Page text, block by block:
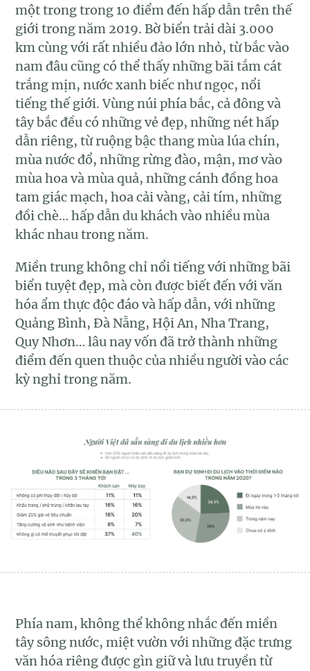
một trong trong 10 điểm đến hấp dẫn trên thế
giới trong năm 2019. Bờ biển trải dài 3.000
km cùng với rất nhiều đảo lớn nhỏ, từ bắc vào
nam đâu cũng có thể thấy những bãi tắm cát
trắng mịn, nước xanh biếc như ngọc, nổi
tiếng thế giới. Vùng núi phía bắc, cả đông và
tây bắc đều có những vẻ đẹp, những nét hấp
dẫn riêng, từ ruộng bậc thang mùa lúa chín,
mùa nước đổ, những rừng đào, mận, mơ vào
mùa hoa và mùa quả, những cánh đồng hoa
tam giác mạch, hoa cải vàng, cải tím, những
đồi chè… hấp dẫn du khách vào nhiều mùa
khác nhau trong năm.
Miền trung không chỉ nổi tiếng với những bãi
biển tuyệt đẹp, mà còn được biết đến với văn
hóa ẩm thực độc đáo và hấp dẫn, với những
Quảng Bình, Đà Nẵng, Hội An, Nha Trang,
Quy Nhơn… lâu nay vốn đã trở thành những
điểm đến quen thuộc của nhiều người vào các
kỳ nghỉ trong năm.
Phía nam, không thể không nhắc đến miền
tây sông nước, miệt vườn với những đặc trưng
văn hóa riêng được gìn giữ và lưu truyền từ